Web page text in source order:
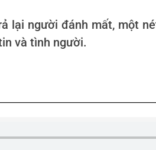
lại người đánh mất, một
và tình người.